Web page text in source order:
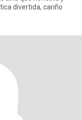
, suelo ser simpática divertida, cariño